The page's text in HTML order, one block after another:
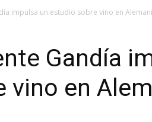
impulsa un estudio sobre vino en
Gandía
vino en